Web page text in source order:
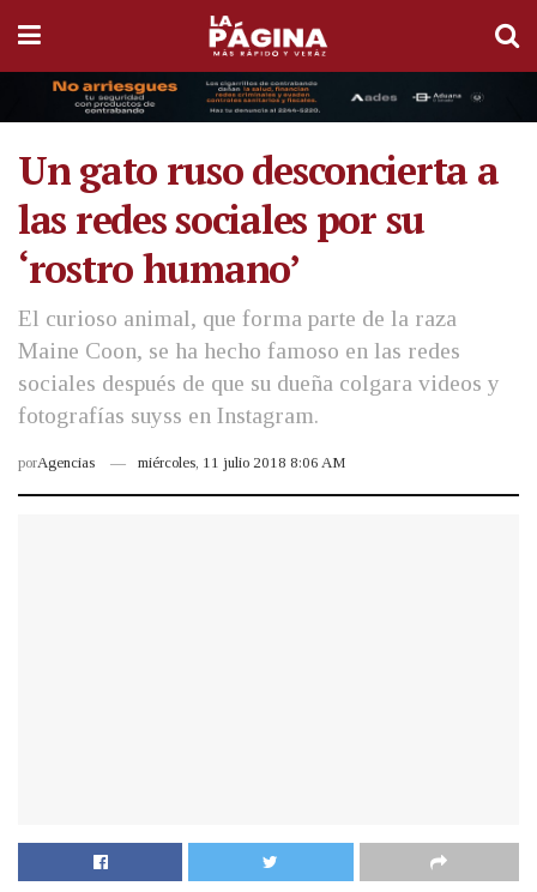
Un gato ruso desconcierta a
las redes sociales por su
‘rostro humano’
El curioso animal, que forma parte de la raza
Maine Coon, se ha hecho famoso en las redes
sociales después de que su dueña colgara videos y
fotografías suyss en Instagram.
porAgencias miércoles, 11 julio 2018 8:06 AM